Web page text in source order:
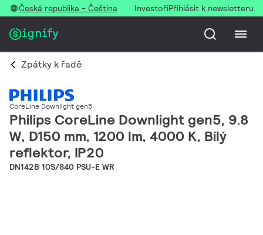
Česká republika - Čeština InvestořiPřihlásit k newsletteru
Zpátky k řadě
CoreLine Downlight gen5
Philips CoreLine Downlight gen5, 9.8
W, D150 mm, 1200 lm, 4000 K, Bílý
reflektor, IP20
DN142B 10S/840 PSU-E WR